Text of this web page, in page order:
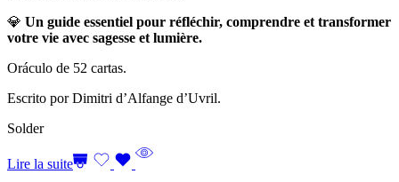
💎 Un guide essentiel pour réfléchir, comprendre et transformer
votre vie avec sagesse et lumière.
Oráculo de 52 cartas.
Escrito por Dimitri d’Alfange d’Uvril.
Solder
Lire la suite